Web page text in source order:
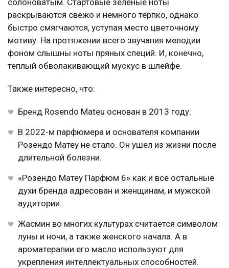
солоноватым. Стартовые зеленые ноты
раскрываются свежо и немного терпко, однако
быстро смягчаются, уступая место цветочному
мотиву. На протяжении всего звучания мелодии
фоном слышны ноты пряных специй. И, конечно,
теплый обволакивающий мускус в шлейфе.
Также интересно, что:
Бренд Rosendo Mateu основан в 2013 году.
В 2022-м парфюмера и основателя компании
Розендо Матеу не стало. Он ушел из жизни после
длительной болезни.
«Розендо Матеу Парфюм 6» как и все остальные
духи бренда адресован и женщинам, и мужской
аудитории.
Жасмин во многих культурах считается символом
луны и ночи, а также женского начала. А в
ароматерапии его масло используют для
укрепления интеллектуальных способностей.